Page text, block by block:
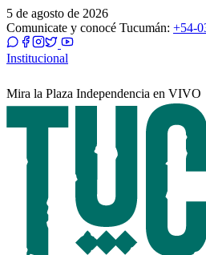
5 de agosto de 2026
Comunicate y conocé Tucumán: +54-
Institucional
Mira la Plaza Independencia en VIVO